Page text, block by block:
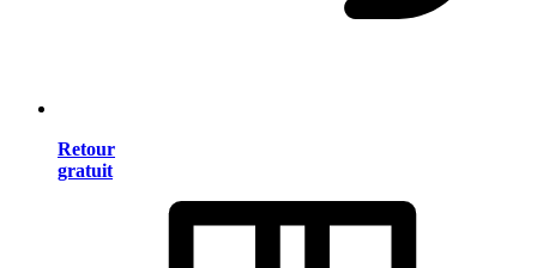
Retour
gratuit